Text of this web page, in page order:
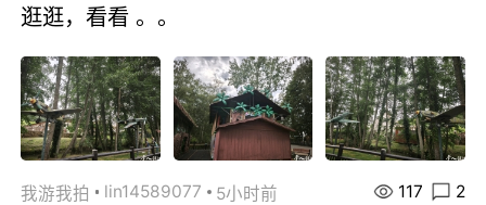
逛逛，看看 。。
我游我拍 lin14589077 5小时前 117 2